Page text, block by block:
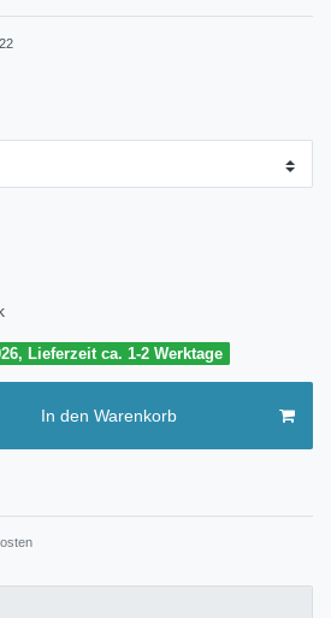
Lieferzeit ca. 1-2 Werktage
In den Warenkorb